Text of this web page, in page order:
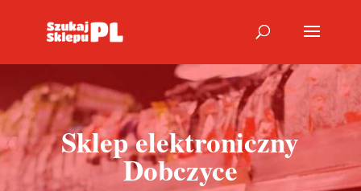
Sklep elektroniczny
Dobczyce